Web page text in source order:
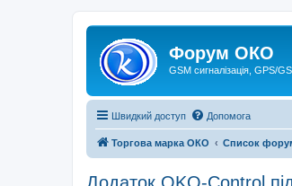
Форум ОКО
GSM сигналізація, GPS/
Швидкий доступ Допомога
Торгова марка ОКО Список
Додаток OKO-Control